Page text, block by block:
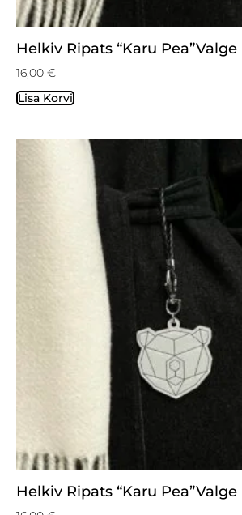
Helkiv Ripats “Karu Pea”valge
16,00 €
Lisa Korvi
Helkiv Ripats “Karu Pea”valge